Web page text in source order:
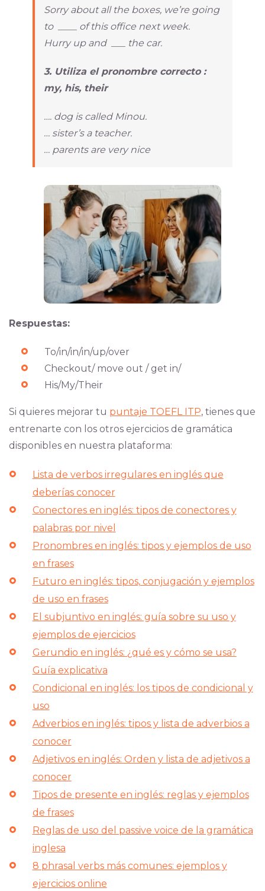
Sorry about all the boxes, we’re going
to ____ of this office next week.
Hurry up and ___ the car.
3. Utiliza el pronombre correcto :
my, his, their
…. dog is called Minou.
… sister’s a teacher.
… parents are very nice
Respuestas:
To/in/in/in/up/over
Checkout/ move out / get in/
His/My/Their
Si quieres mejorar tu puntaje TOEFL ITP, tienes que
entrenarte con los otros ejercicios de gramática
disponibles en nuestra plataforma:
Lista de verbos irregulares en inglés que
deberías conocer
Conectores en inglés: tipos de conectores y
palabras por nivel
Pronombres en inglés: tipos y ejemplos de uso
en frases
Futuro en inglés: tipos, conjugación y ejemplos
de uso en frases
El subjuntivo en inglés: guía sobre su uso y
ejemplos de ejercicios
Gerundio en inglés: ¿qué es y cómo se usa?
Guía explicativa
Condicional en inglés: los tipos de condicional y
uso
Adverbios en inglés: tipos y lista de adverbios a
conocer
Adjetivos en inglés: Orden y lista de adjetivos a
conocer
Tipos de presente en inglés: reglas y ejemplos
de frases
Reglas de uso del passive voice de la gramática
inglesa
8 phrasal verbs más comunes: ejemplos y
ejercicios online